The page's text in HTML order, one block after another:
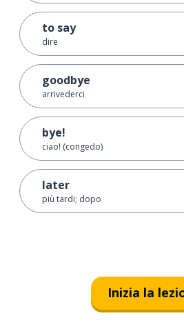
to say
dire
goodbye
arrivederci
bye!
ciao! (congedo)
later
più tardi; dopo
Inizia la